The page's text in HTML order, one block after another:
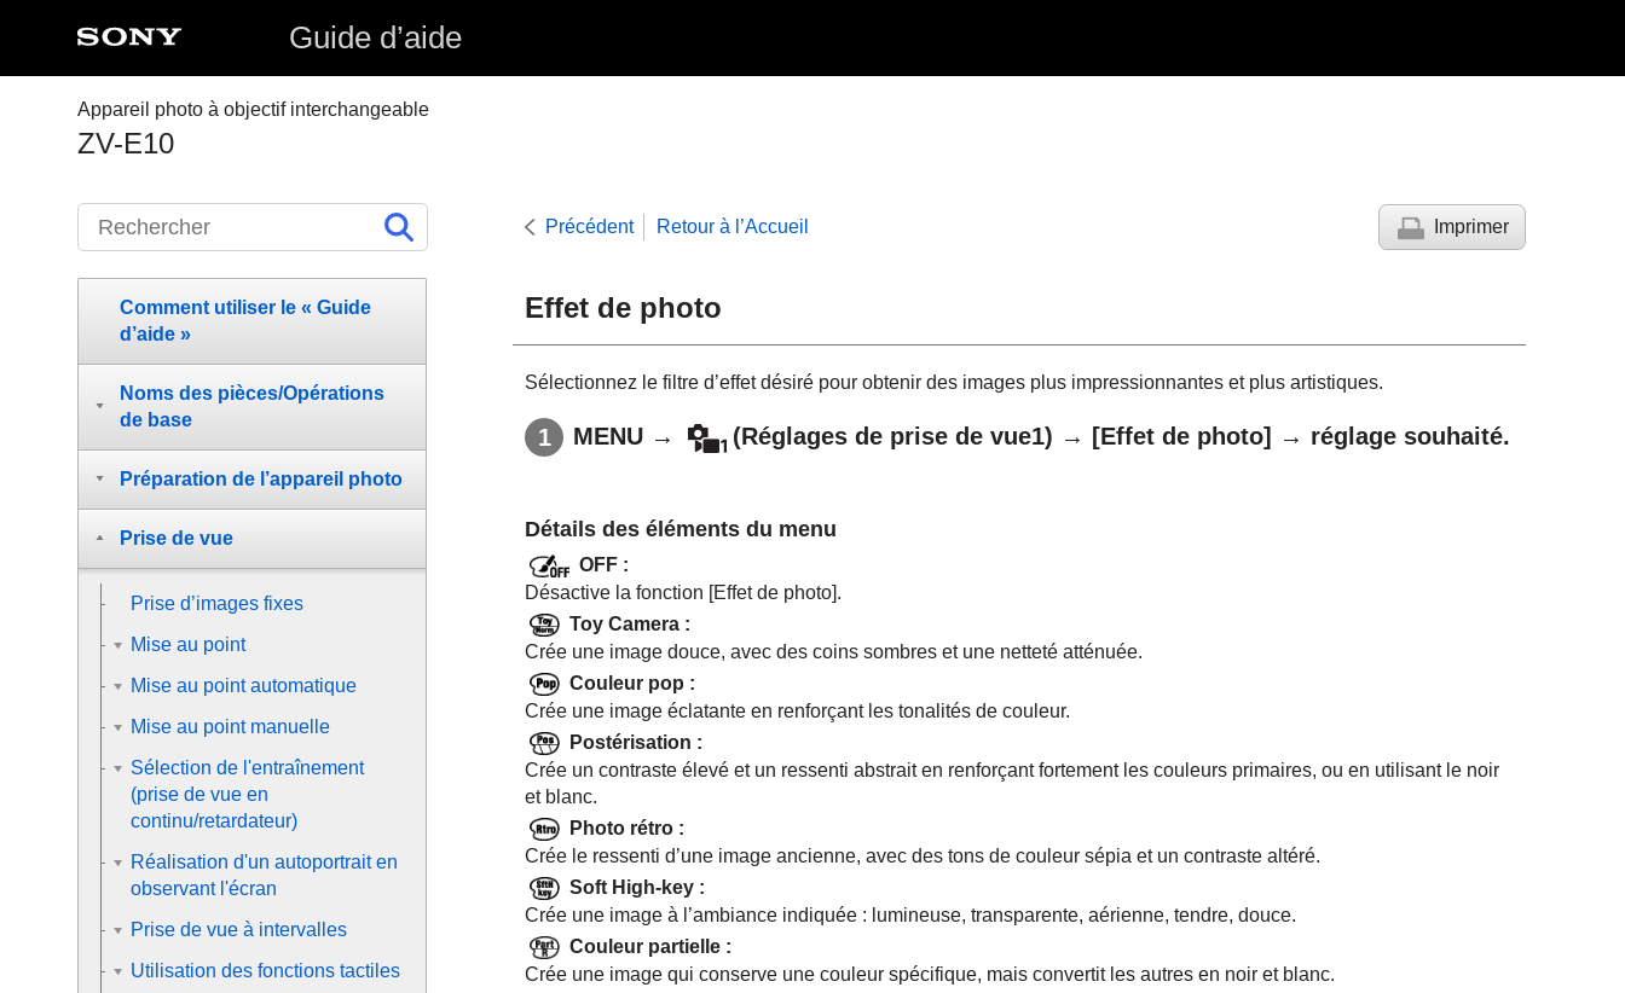
Guide d’aide
Appareil photo à objectif interchangeable
ZV-E10
Précédent Retour à l’Accueil Imprimer
Effet de photo
Sélectionnez le filtre d’effet désiré pour obtenir des images plus impressionnantes et plus artistiques.
MENU → (Réglages de prise de vue1) → [Effet de photo] → réglage souhaité.
Détails des éléments du menu
OFF:
Désactive la fonction [Effet de photo].
Toy Camera :
Crée une image douce, avec des coins sombres et une netteté atténuée.
Couleur pop :
Crée une image éclatante en renforçant les tonalités de couleur.
Postérisation :
Crée un contraste élevé et un ressenti abstrait en renforçant fortement les couleurs primaires, ou en utilisant le noir
et blanc.
Photo rétro :
Crée le ressenti d’une image ancienne, avec des tons de couleur sépia et un contraste altéré.
Soft High-key :
Crée une image à l’ambiance indiquée : lumineuse, transparente, aérienne, tendre, douce.
Couleur partielle :
Crée une image qui conserve une couleur spécifique, mais convertit les autres en noir et blanc.
Comment utiliser le « Guide
d’aide »
Noms des pièces/Opérations
de base
Préparation de l’appareil photo
Prise de vue
Prise d’images fixes
Mise au point
Mise au point automatique
Mise au point manuelle
Sélection de l'entraînement
(prise de vue en
continu/retardateur)
Réalisation d'un autoportrait en
observant l'écran
Prise de vue à intervalles
Utilisation des fonctions tactiles